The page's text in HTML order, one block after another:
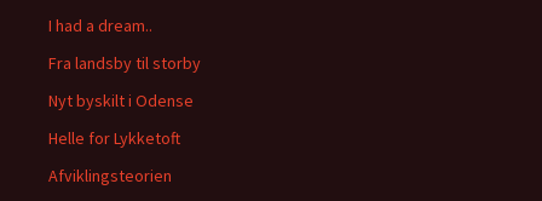
I had a dream..
Fra landsby til storby
Nyt byskilt i Odense
Helle for Lykketoft
Afviklingsteorien